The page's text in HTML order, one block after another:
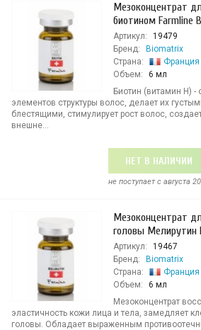
Мезоконцентрат
биотином Farmline
Артикул:
19479
Бренд:
Biomatrix
Страна:
Франция
Объем:
6 мл
Биотин (витамин Н) -
элементов структуры волос, делает их
блестящими, стимулирует рост волос,
внешне...
НЕТ В НАЛИЧИИ
не поступает c августа
Мезоконцентрат
головы Мелирутин
Артикул:
19467
Бренд:
Biomatrix
Страна:
Франция
Объем:
6 мл
Мезоконцентрат
эластичность кожи лица и тела, замедляет
головы. Обладает выраженным